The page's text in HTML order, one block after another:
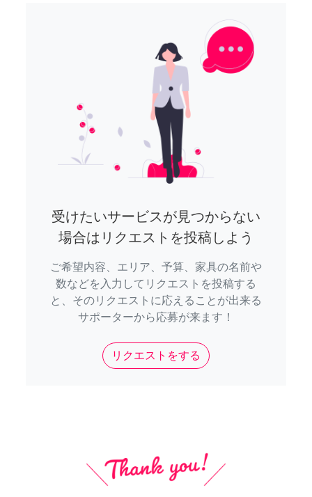
受けたいサービスが見つからない
場合はリクエストを投稿しよう
ご希望内容、エリア、予算、家具の名前や
数などを入力してリクエストを投稿する
と、そのリクエストに応えることが出来る
サポーターから応募が来ます！
リクエストをする